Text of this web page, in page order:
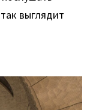
выглядит